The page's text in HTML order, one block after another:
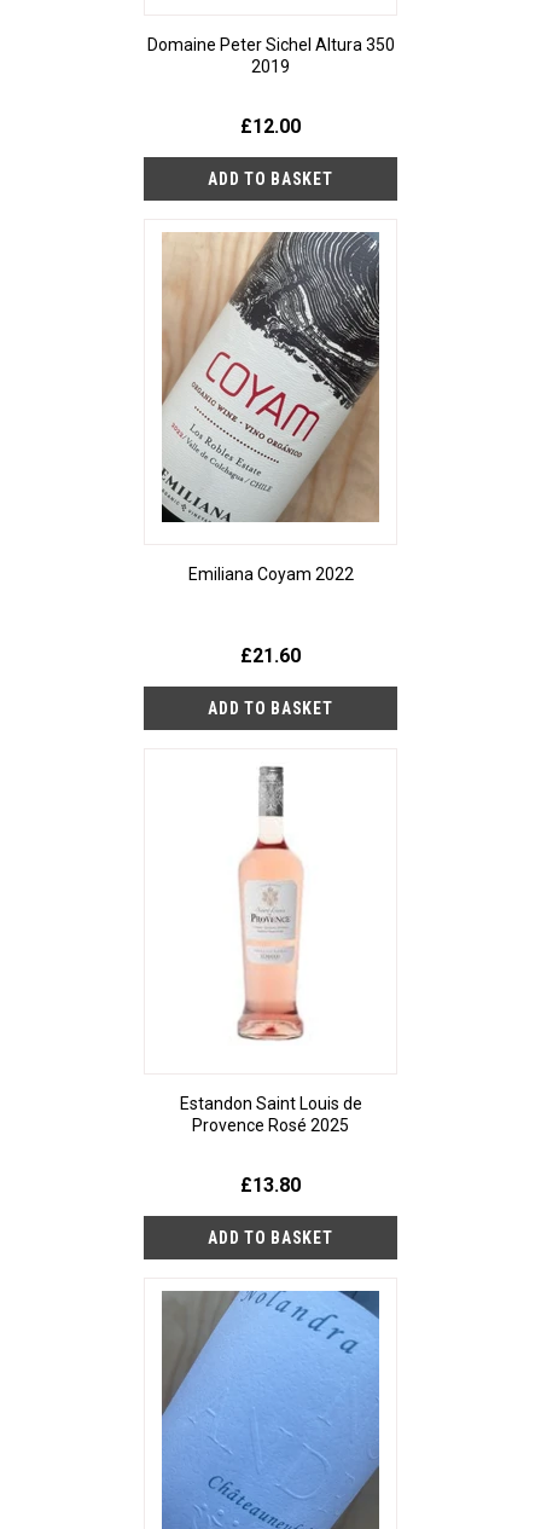
Domaine Peter Sichel Altura 350
2019
£12.00
Emiliana Coyam 2022
£21.60
Estandon Saint Louis de
Provence Rosé 2025
£13.80